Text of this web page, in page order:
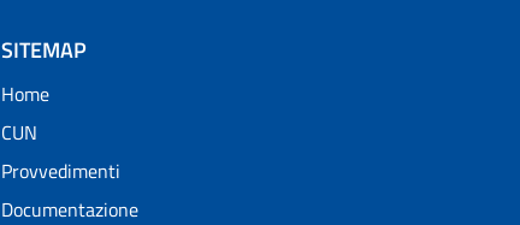
SITEMAP
Home
CUN
Provvedimenti
Documentazione